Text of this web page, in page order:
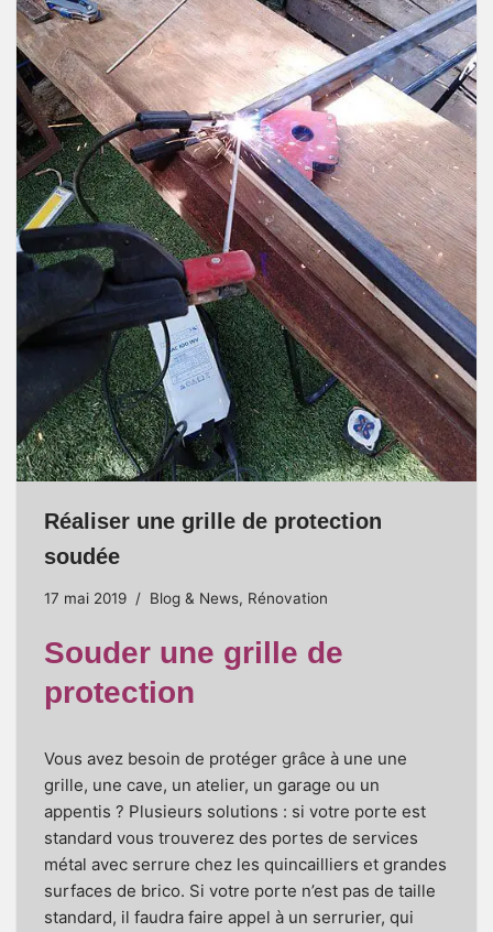
Réaliser une grille de protection
soudée
17 mai 2019 Blog & News, Rénovation
Souder une grille de
protection
Vous avez besoin de protéger grâce à une une
grille, une cave, un atelier, un garage ou un
appentis ? Plusieurs solutions : si votre porte est
standard vous trouverez des portes de services
métal avec serrure chez les quincailliers et grandes
surfaces de brico. Si votre porte n’est pas de taille
standard, il faudra faire appel à un serrurier, qui